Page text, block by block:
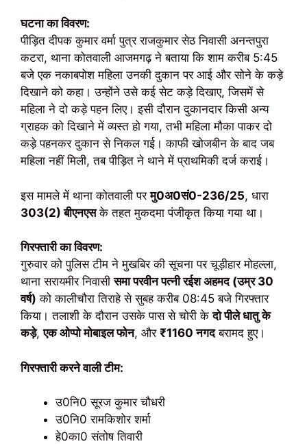
घटना का विवरण:
पीड़ित दीपक कुमार वर्मा पुत्र राजकुमार सेठ निवासी अनन्तपुरा
कटरा, थाना कोतवाली आजमगढ़ ने बताया कि शाम करीब 5:45
बजे एक नकाबपोश महिला उनकी दुकान पर आई और सोने के कड़े
दिखाने को कहा। उन्होंने उसे कई सेट कड़े दिखाए, जिसमें से
महिला ने दो कड़े पहन लिए। इसी दौरान दुकानदार किसी अन्य
ग्राहक को दिखाने में व्यस्त हो गया, तभी महिला मौका पाकर दो
कड़े पहनकर दुकान से निकल गई। काफी खोजबीन के बाद जब
महिला नहीं मिली, तब पीड़ित ने थाने में प्राथमिकी दर्ज कराई।
इस मामले में थाना कोतवाली परमु0अ0सं0-236/25, धारा
303(2) बीएनएसके तहत मुकदमा पंजीकृत किया गया था।
गिरफ्तारी का विवरण:
गुरुवार को पुलिस टीम ने मुखबिर की सूचना पर चूड़ीहार मोहल्ला,
थाना सरायमीर निवासीसमा परवीन पत्नी रईश अहमद (उम्र 30
वर्ष) को कालीचौरा तिराहे से सुबह करीब 08:45 बजे गिरफ्तार
किया। तलाशी के दौरान उसके पास से चोरी केदो पीले धातु के
कड़े,एक ओप्पो मोबाइल फोन, और ₹1160 नगदबरामद हुए।
गिरफ्तारी करने वाली टीम:
उ0नि0 सूरज कुमार चौधरी
उ0नि0 रामकिशोर शर्मा
हे0का0 संतोष तिवारी